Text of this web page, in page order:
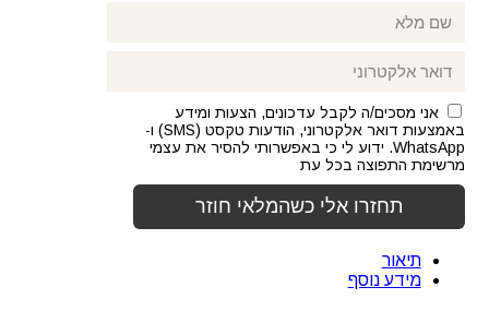
אני מסכים/ה לקבל עדכונים, הצעות ומידע
באמצעות דואר אלקטרוני, הודעות טקסט (SMS) ו-
WhatsApp. ידוע לי כי באפשרותי להסיר את עצמי
מרשימת התפוצה בכל עת
תיאור
מידע נוסף